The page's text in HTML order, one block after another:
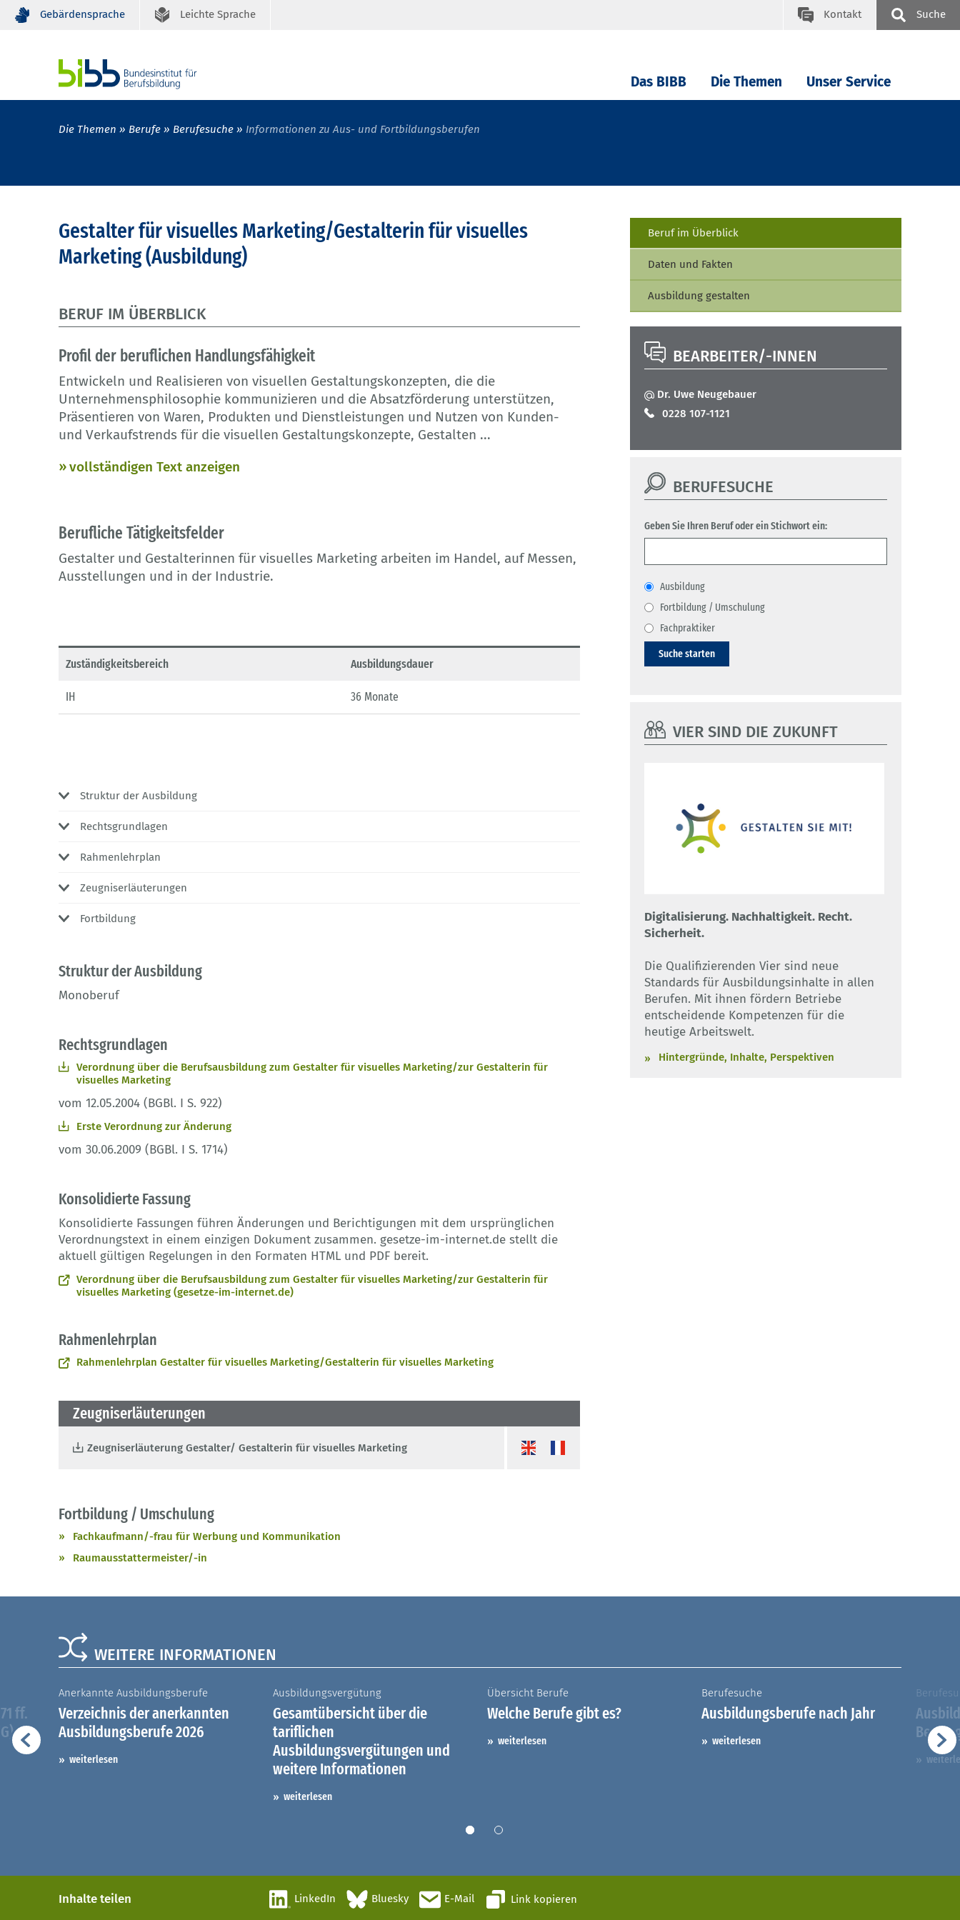
Gebärdensprache Leichte Sprache Kontakt Suche
Das BIBB Die Themen Unser Service
Die Themen Berufe Berufesuche Informationen zu Aus- und Fortbildungsberufen
Gestalter für visuelles Marketing/Gestalterin für visuelles
Marketing (Ausbildung)
BERUF IM ÜBERBLICK
Profil der beruflichen Handlungsfähigkeit
Entwickeln und Realisieren von visuellen Gestaltungskonzepten, die die
Unternehmensphilosophie kommunizieren und die Absatzförderung unterstützen,
Präsentieren von Waren, Produkten und Dienstleistungen und Nutzen von Kunden-
und Verkaufstrends für die visuellen Gestaltungskonzepte, Gestalten ...
vollständigen Text anzeigen
Berufliche Tätigkeitsfelder
Gestalter und Gestalterinnen für visuelles Marketing arbeiten im Handel, auf Messen,
Ausstellungen und in der Industrie.
Zuständigkeitsbereich Ausbildungsdauer
IH 36 Monate
Struktur der Ausbildung
Rechtsgrundlagen
Rahmenlehrplan
Zeugniserläuterungen
Fortbildung
Struktur der Ausbildung
Monoberuf
Rechtsgrundlagen
Verordnung über die Berufsausbildung zum Gestalter für visuelles Marketing/zur Gestalterin für
visuelles Marketing
vom 12.05.2004 (BGBl. I S. 922)
Erste Verordnung zur Änderung
vom 30.06.2009 (BGBl. I S. 1714)
Konsolidierte Fassung
Konsolidierte Fassungen führen Änderungen und Berichtigungen mit dem ursprünglichen
Verordnungstext in einem einzigen Dokument zusammen. gesetze-im-internet.de stellt die
aktuell gültigen Regelungen in den Formaten HTML und PDF bereit.
Verordnung über die Berufsausbildung zum Gestalter für visuelles Marketing/zur Gestalterin für
visuelles Marketing (gesetze-im-internet.de)
Rahmenlehrplan
Rahmenlehrplan Gestalter für visuelles Marketing/Gestalterin für visuelles Marketing
Zeugniserläuterungen
Zeugniserläuterung Gestalter/ Gestalterin für visuelles Marketing
Fortbildung / Umschulung
Fachkaufmann/-frau für Werbung und Kommunikation
Raumausstattermeister/-in
Beruf im Überblick
Daten und Fakten
Ausbildung gestalten
BEARBEITER/-INNEN
Dr. Uwe Neugebauer
0228 107-1121
BERUFESUCHE
Geben Sie Ihren Beruf oder ein Stichwort ein:
Ausbildung
Fortbildung / Umschulung
Fachpraktiker
Suche starten
VIER SIND DIE ZUKUNFT
Digitalisierung. Nachhaltigkeit. Recht.
Sicherheit.
Die Qualifizierenden Vier sind neue
Standards für Ausbildungsinhalte in allen
Berufen. Mit ihnen fördern Betriebe
entscheidende Kompetenzen für die
heutige Arbeitswelt.
Hintergründe, Inhalte, Perspektiven
WEITERE INFORMATIONEN
ff.
Anerkannte Ausbildungsberufe
Verzeichnis der anerkannten
Ausbildungsberufe 2026
weiterlesen
Ausbildungsvergütung
Gesamtübersicht über die
tariflichen
Ausbildungsvergütungen und
weitere Informationen
weiterlesen
Übersicht Berufe
Welche Berufe gibt es?
weiterlesen
Berufesuche
Ausbildungsberufe nach Jahr
weiterlesen
Inhalte teilen LinkedIn Bluesky E-Mail Link kopieren